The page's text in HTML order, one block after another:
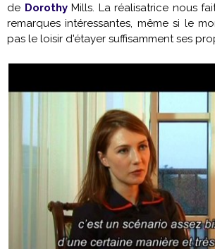
de DorothyMills. La réalisatrice nous
remarques intéressantes, même si le
pas le loisir d'étayer suffisamment ses